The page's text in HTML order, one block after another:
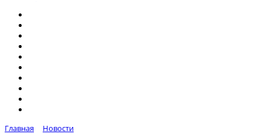
Главная
Новости